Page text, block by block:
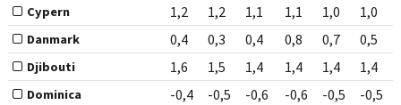
Cypern 1,2 1,2 1,1 1,1 1,0 1,0
Danmark 0,4 0,3 0,4 0,8 0,7 0,5
Djibouti 1,6 1,5 1,4 1,4 1,4 1,4
Dominica -0,4 -0,5 -0,6 -0,6 -0,5 -0,5